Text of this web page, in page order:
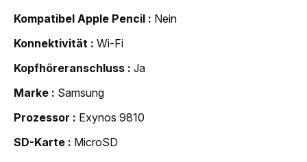
Kompatibel Apple Pencil
Nein
Konnektivität
Wi-Fi
Kopfhöreranschluss
Ja
Marke
Samsung
Prozessor
Exynos 9810
SD-Karte
MicroSD